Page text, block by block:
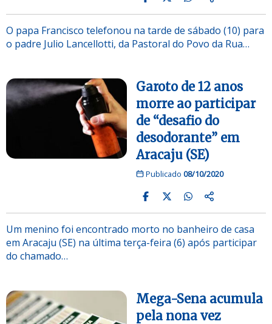
O papa Francisco telefonou na tarde de sábado (10) para
o padre Julio Lancellotti, da Pastoral do Povo da Rua…
Garoto de 12 anos
morre ao participar
de “desafio do
desodorante” em
Aracaju (SE)
Publicado 08/10/2020
Um menino foi encontrado morto no banheiro de casa
em Aracaju (SE) na última terça-feira (6) após participar
do chamado…
Mega-Sena acumula
pela nona vez